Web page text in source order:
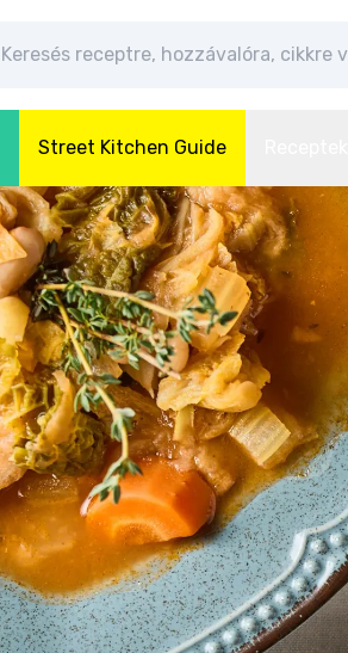
Street Kitchen Guide